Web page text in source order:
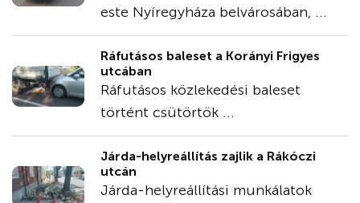
este Nyíregyháza belvárosában, ...
Ráfutásos baleset a Korányi Frigyes
utcában
Ráfutásos közlekedési baleset
történt csütörtök ...
Járda-helyreállítás zajlik a Rákóczi
utcán
Járda-helyreállítási munkálatok